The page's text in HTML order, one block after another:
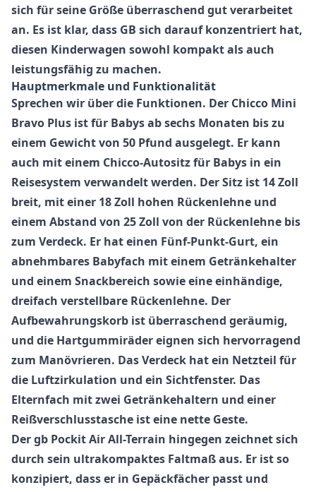
sich für seine Größe überraschend gut verarbeitet
an. Es ist klar, dass GB sich darauf konzentriert hat,
diesen Kinderwagen sowohl kompakt als auch
leistungsfähig zu machen.
Hauptmerkmale und Funktionalität
Sprechen wir über die Funktionen. Der Chicco Mini
Bravo Plus ist für Babys ab sechs Monaten bis zu
einem Gewicht von 50 Pfund ausgelegt. Er kann
auch mit einem Chicco-Autositz für Babys in ein
Reisesystem verwandelt werden. Der Sitz ist 14 Zoll
breit, mit einer 18 Zoll hohen Rückenlehne und
einem Abstand von 25 Zoll von der Rückenlehne bis
zum Verdeck. Er hat einen Fünf-Punkt-Gurt, ein
abnehmbares Babyfach mit einem Getränkehalter
und einem Snackbereich sowie eine einhändige,
dreifach verstellbare Rückenlehne. Der
Aufbewahrungskorb ist überraschend geräumig,
und die Hartgummiräder eignen sich hervorragend
zum Manövrieren. Das Verdeck hat ein Netzteil für
die Luftzirkulation und ein Sichtfenster. Das
Elternfach mit zwei Getränkehaltern und einer
Reißverschlusstasche ist eine nette Geste.
Dergb Pockit Air All-Terrain hingegen zeichnet sich
durch sein ultrakompaktes Faltmaß aus. Er ist so
konzipiert, dass er in Gepäckfächer passt und